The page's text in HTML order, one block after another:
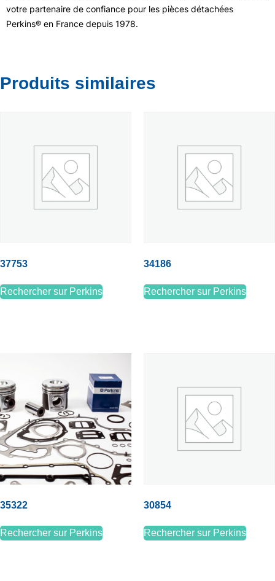
votre partenaire de confiance pour les pièces détachées
Perkins® en France depuis 1978.
Produits similaires
37753
Rechercher sur Perkins
34186
Rechercher sur Perkins
35322
Rechercher sur Perkins
30854
Rechercher sur Perkins